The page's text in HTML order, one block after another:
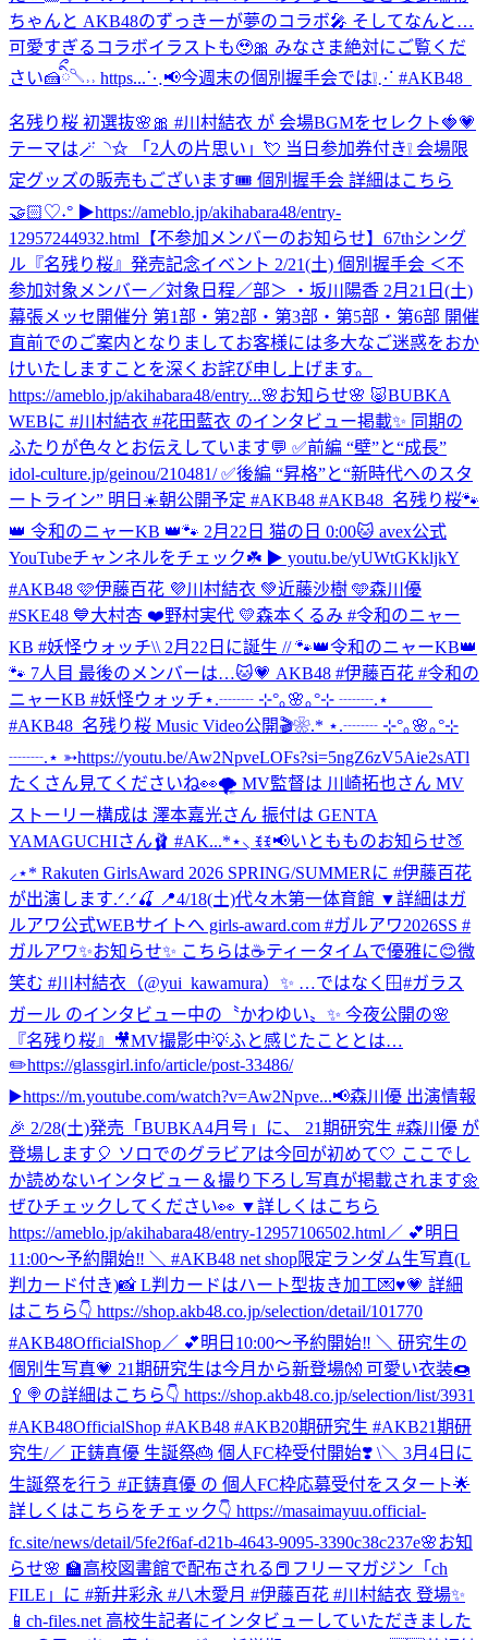
ちゃんと AKB48のずっきーが夢のコラボ🎤 そしてなんと…
可愛すぎるコラボイラストも🥹🎀 みなさま絶対にご覧くだ
さい🍰ིྀ𓌈˒˒ https...⋱📢今週末の個別握手会では❕⋰ #AKB48_
名残り桜 初選抜🌸🎀 #川村結衣 が 会場BGMをセレクト🍓💗
テーマは🪄◝✩ 「2人の片思い」💘 当日参加券付き❕ 会場限
定グッズの販売もございます🎟️ 個別握手会 詳細はこちら
🤝🏻♡˖° ▶︎https://ameblo.jp/akihabara48/entry-
12957244932.html 【不参加メンバーのお知らせ】67thシング
ル『名残り桜』発売記念イベント 2/21(土) 個別握手会 ＜不
参加対象メンバー／対象日程／部＞ ・坂川陽香 2月21日(土)
幕張メッセ開催分 第1部・第2部・第3部・第5部・第6部 開催
直前でのご案内となりましてお客様には多大なご迷惑をおか
けいたしますことを深くお詫び申し上げます。
https://ameblo.jp/akihabara48/entry...🌸お知らせ🌸 🐷BUBKA
WEBに #川村結衣 #花田藍衣 のインタビュー掲載✨ 同期の
ふたりが色々とお伝えしています💬 ✅前編 “壁”と“成長”
idol-culture.jp/geinou/210481/ ✅後編 “昇格”と“新時代へのスタ
ートライン” 明日☀️朝公開予定 #AKB48 #AKB48_名残り桜🐾
👑 令和のニャーKB 👑🐾 2月22日 猫の日 0:00🐱 avex公式
YouTubeチャンネルをチェック☘️ ▶︎ youtu.be/yUWtGKkljkY
#AKB48 🩷伊藤百花 💜川村結衣 💚近藤沙樹 🩵森川優
#SKE48 💙大村杏 ❤️野村実代 💛森本くるみ #令和のニャー
KB #妖怪ウォッチ\\ 2月22日に誕生 // 🐾👑令和のニャーKB👑
🐾 7人目 最後のメンバーは…🐱💗 AKB48 #伊藤百花 #令和の
ニャーKB #妖怪ウォッチ⋆.┈┈ ⊹°｡🌸｡°⊹ ┈┈.⋆
#AKB48_名残り桜 Music Video公開🎬❀.* ⋆.┈┈ ⊹°｡🌸｡°⊹
┈┈.⋆ ➳https://youtu.be/Aw2NpveLOFs?si=5ngZ6zV5Aie2sATl
たくさん見てくださいね👀🌪️ MV監督は 川崎拓也さん MV
ストーリー構成は 澤本嘉光さん 振付は GENTA
YAMAGUCHIさん🩰 #AK...*⋆⸜ ꉂꉂ📢いともものお知らせ🍑
⸝⋆* Rakuten GirlsAward 2026 SPRING/SUMMERに #伊藤百花
が出演します.ᐟ.ᐟ🍒 📍4/18(土)代々木第一体育館 ▼詳細はガ
ルアワ公式WEBサイトへ girls-award.com #ガルアワ2026SS #
ガルアワ✨お知らせ✨ こちらは☕️ティータイムで優雅に😊微
笑む #川村結衣（@yui_kawamura）✨ …ではなく🪟#ガラス
ガール のインタビュー中の〝かわゆい〟✨ 今夜公開の🌸
『名残り桜』🎥MV撮影中💡ふと感じたこととは…
✏️https://glassgirl.info/article/post-33486/
▶️https://m.youtube.com/watch?v=Aw2Npve...📢森川優 出演情報
🎉 2/28(土)発売「BUBKA4月号」に、 21期研究生 #森川優 が
登場します🎈 ソロでのグラビアは今回が初めて🤍 ここでし
か読めないインタビュー＆撮り下ろし写真が掲載されます🌼
ぜひチェックしてください👀 ▼詳しくはこちら
https://ameblo.jp/akihabara48/entry-12957106502.html ／ 💕明日
11:00～予約開始‼️ ＼ #AKB48 net shop限定ランダム生写真(L
判カード付き)📸 L判カードはハート型抜き加工💌♥💗 詳細
はこちら👇 https://shop.akb48.co.jp/selection/detail/101770
#AKB48OfficialShop／ 💕明日10:00～予約開始‼️ ＼ 研究生の
個別生写真💗 21期研究生は今月から新登場👐 可愛い衣装🍩
🥄🍭の詳細はこちら👇 https://shop.akb48.co.jp/selection/list/3931
#AKB48OfficialShop #AKB48 #AKB20期研究生 #AKB21期研
究生/／ 正鋳真優 生誕祭🎂 個人FC枠受付開始❣️ \＼ 3月4日に
生誕祭を行う #正鋳真優 の 個人FC枠応募受付をスタート🌟
詳しくはこちらをチェック👇 https://masaimayuu.official-
fc.site/news/detail/5fe2f6af-d21b-4643-9095-3390c38c237e🌸お知
らせ🌸 🏫高校図書館で配布される📕フリーマガジン「ch
FILE」に #新井彩永 #八木愛月 #伊藤百花 #川村結衣 登場✨
📱ch-files.net 高校生記者にインタビューしていただきました